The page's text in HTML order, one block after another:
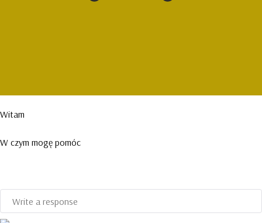
Witam
W czym mogę pomóc